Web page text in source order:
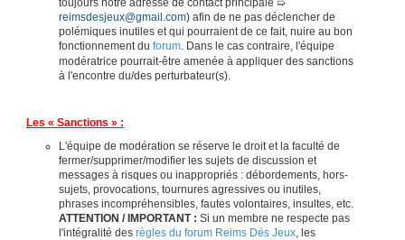
toujours notre adresse de contact principale ➯
reimsdesjeux@gmail.com) afin de ne pas déclencher de
polémiques inutiles et qui pourraient de ce fait, nuire au bon
fonctionnement du forum. Dans le cas contraire, l'équipe
modératrice pourrait-être amenée à appliquer des sanctions
à l'encontre du/des perturbateur(s).
Les « Sanctions » :
L'équipe de modération se réserve le droit et la faculté de
fermer/supprimer/modifier les sujets de discussion et
messages à risques ou inappropriés : débordements, hors-
sujets, provocations, tournures agressives ou inutiles,
phrases incompréhensibles, fautes volontaires, insultes, etc.
ATTENTION / IMPORTANT : Si un membre ne respecte pas
l'intégralité des règles du forum Reims Dés Jeux, les